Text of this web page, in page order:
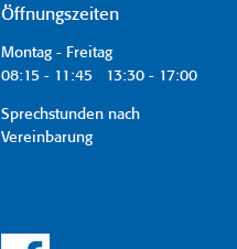
Öffnungszeiten
Montag - Freitag
08:15 - 11:45 13:30 - 17:00
Sprechstunden nach
Vereinbarung